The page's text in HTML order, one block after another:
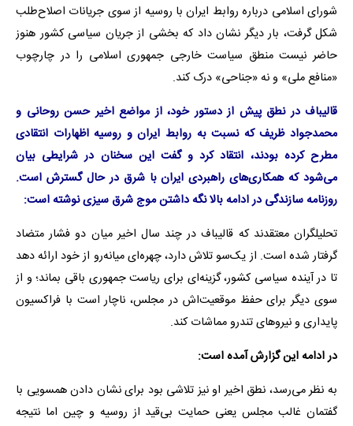
شورای اسلامی درباره روابط ایران با روسیه از سوی جریانات اصلاح‌طلب
شکل گرفت، بار دیگر نشان داد که بخشی از جریان سیاسی کشور هنوز
حاضر نیست منطق سیاست خارجی جمهوری اسلامی را در چارچوب
«منافع ملی» و نه «جناحی» درک کند.
قالیباف در نطق پیش از دستور خود، از مواضع اخیر حسن روحانی و
محمدجواد ظریف که نسبت به روابط ایران و روسیه اظهارات انتقادی
مطرح کرده بودند، انتقاد کرد و گفت این سخنان در شرایطی بیان
می‌شود که همکاری‌های راهبردی ایران با شرق در حال گسترش است.
روزنامه سازندگی در ادامه بالا نگه داشتن موج شرق سیزی نوشته است:
تحلیلگران معتقدند که قالیباف در چند سال اخیر میان دو فشار متضاد
گرفتار شده است. از یک‌سو تلاش دارد، چهره‌ای میانه‌رو از خود ارائه دهد
تا در آینده سیاسی کشور، گزینه‌ای برای ریاست جمهوری باقی بماند؛ و از
سوی دیگر برای حفظ موقعیت‌اش در مجلس، ناچار است با فراکسیون
پایداری و نیروهای تندرو مماشات کند.
در ادامه این گزارش آمده است:
به نظر می‌رسد، نطق اخیر او نیز تلاشی بود برای نشان دادن همسویی با
گفتمان غالب مجلس یعنی حمایت بی‌قید از روسیه و چین اما نتیجه‌